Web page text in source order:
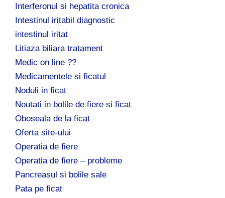
Interferonul si hepatita cronica
Intestinul iritabil diagnostic
intestinul iritat
Litiaza biliara tratament
Medic on line ??
Medicamentele si ficatul
Noduli in ficat
Noutati in bolile de fiere si ficat
Oboseala de la ficat
Oferta site-ului
Operatia de fiere
Operatia de fiere – probleme
Pancreasul si bolile sale
Pata pe ficat